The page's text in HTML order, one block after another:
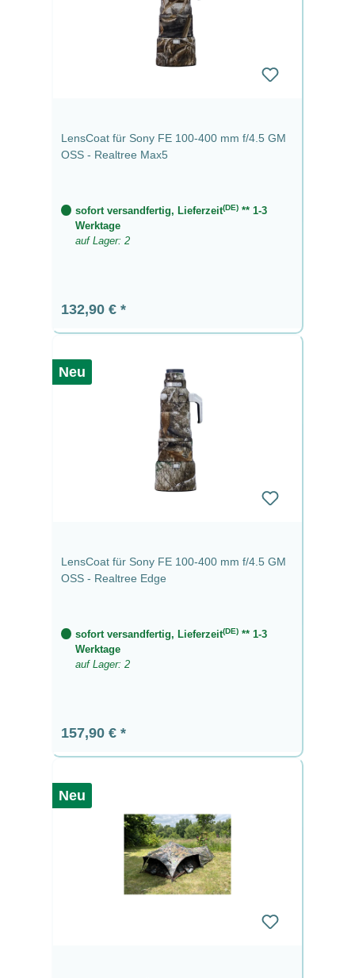
LensCoat für Sony FE 100-400 mm f/4.5 GM
OSS - Realtree Max5
sofort versandfertig, Lieferzeit(DE)** 1-3
Werktage
auf Lager: 2
Regulärer Preis:
132,90 €
Neu
LensCoat für Sony FE 100-400 mm f/4.5 GM
OSS - Realtree Edge
sofort versandfertig, Lieferzeit(DE)** 1-3
Werktage
auf Lager: 2
Regulärer Preis:
157,90 €
Neu